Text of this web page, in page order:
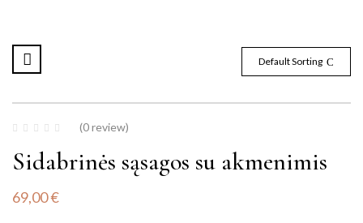
Default Sorting
(0 review)
Sidabrinės sąsagos su akmenimis
69,00€